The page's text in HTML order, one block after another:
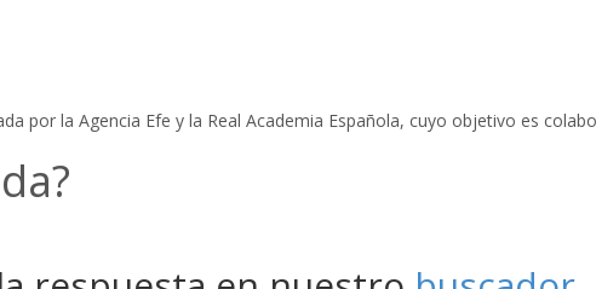
por la Agencia Efe y la Real Academia Española, cuyo objetivo es